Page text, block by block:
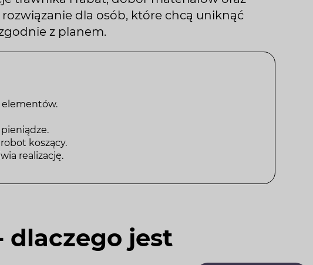
dla osób, które chcą uniknąć
z planem.
elementów.
koszący.
realizację.
dlaczego jest